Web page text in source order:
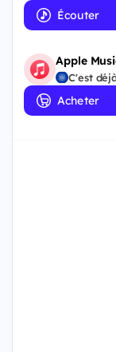
Écouter
Apple
C'est
Acheter